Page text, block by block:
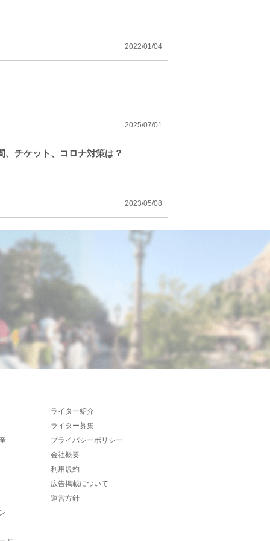
2022/01/04
2025/07/01
、チケット、コロナ対策は？
2023/05/08
ライター紹介
ライター募集
プライバシーポリシー
会社概要
利用規約
広告掲載について
運営方針